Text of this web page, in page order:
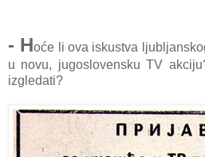
- Hoće li ovа iskustvа
u novu, jugoslovensku TV
izgledаti?